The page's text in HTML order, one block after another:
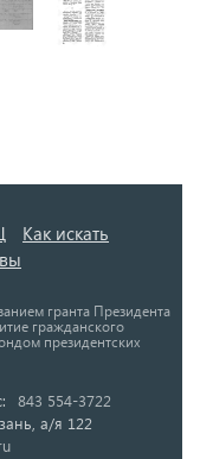
Как искать
гранта Президента
гражданского
президентских
843 554-3722
а/я 122